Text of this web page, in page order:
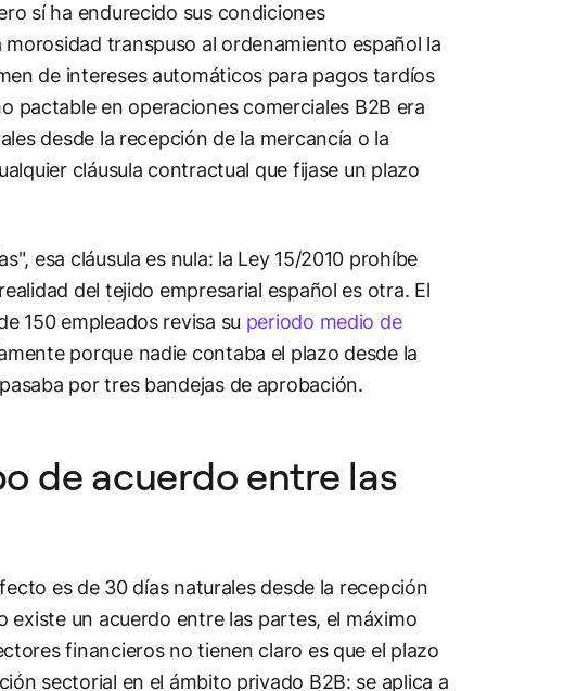
sí ha endurecido sus condiciones
transpuso al ordenamiento español la
de intereses automáticos para pagos tardíos
pactable en operaciones comerciales B2B era
desde la recepción de la mercancía o la
cláusula contractual que fijase un plazo
esa cláusula es nula: la Ley 15/2010 prohíbe
del tejido empresarial español es otra. El
150 empleados revisa su periodo medio de
porque nadie contaba el plazo desde la
por tres bandejas de aprobación.
de acuerdo entre las
es de 30 días naturales desde la recepción
existe un acuerdo entre las partes, el máximo
financieros no tienen claro es que el plazo
sectorial en el ámbito privado B2B: se aplica a